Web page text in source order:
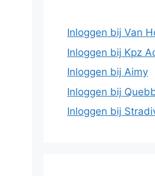
Inloggen bij Van
Inloggen bij Kpz
Inloggen bij Aimy
Inloggen bij
Inloggen bij